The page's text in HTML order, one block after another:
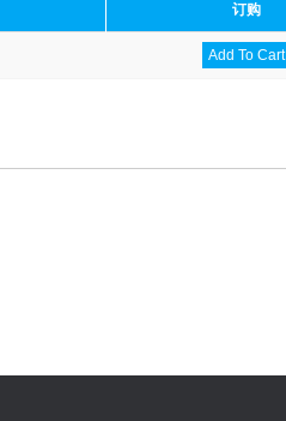
订购
Add To Cart